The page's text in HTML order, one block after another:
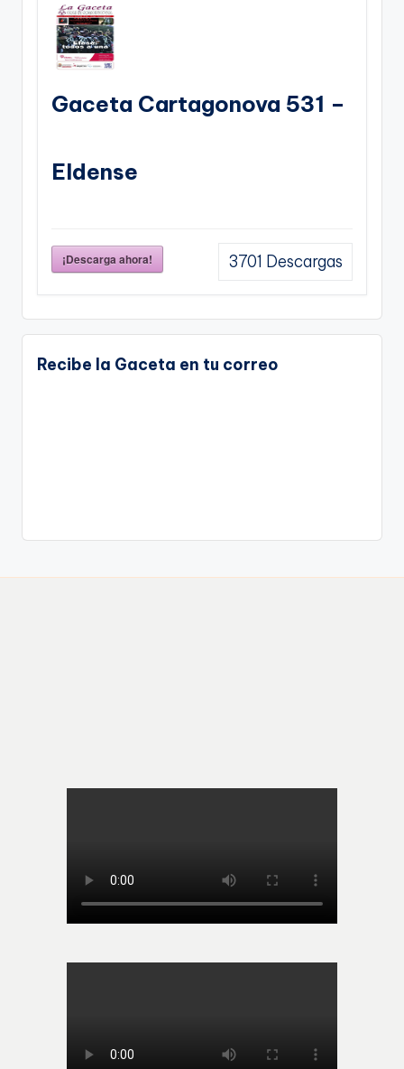
Gaceta Cartagonova 531 –
Eldense
¡Descarga ahora! 3701 Descargas
Recibe la Gaceta en tu correo